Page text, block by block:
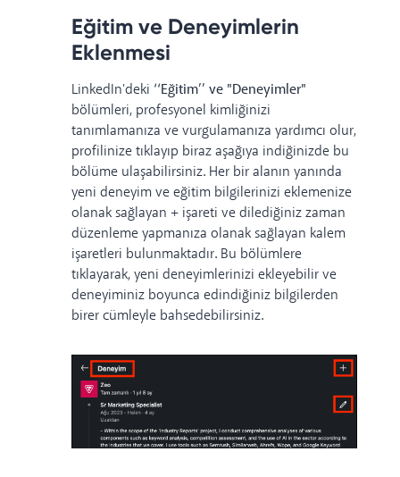
Eğitim ve Deneyimlerin
Eklenmesi
LinkedIn'deki ‘‘Eğitim’’ ve "Deneyimler"
bölümleri, profesyonel kimliğinizi
tanımlamanıza ve vurgulamanıza yardımcı olur,
profilinize tıklayıp biraz aşağıya indiğinizde bu
bölüme ulaşabilirsiniz. Her bir alanın yanında
yeni deneyim ve eğitim bilgilerinizi eklemenize
olanak sağlayan + işareti ve dilediğiniz zaman
düzenleme yapmanıza olanak sağlayan kalem
işaretleri bulunmaktadır. Bu bölümlere
tıklayarak, yeni deneyimlerinizi ekleyebilir ve
deneyiminiz boyunca edindiğiniz bilgilerden
birer cümleyle bahsedebilirsiniz.